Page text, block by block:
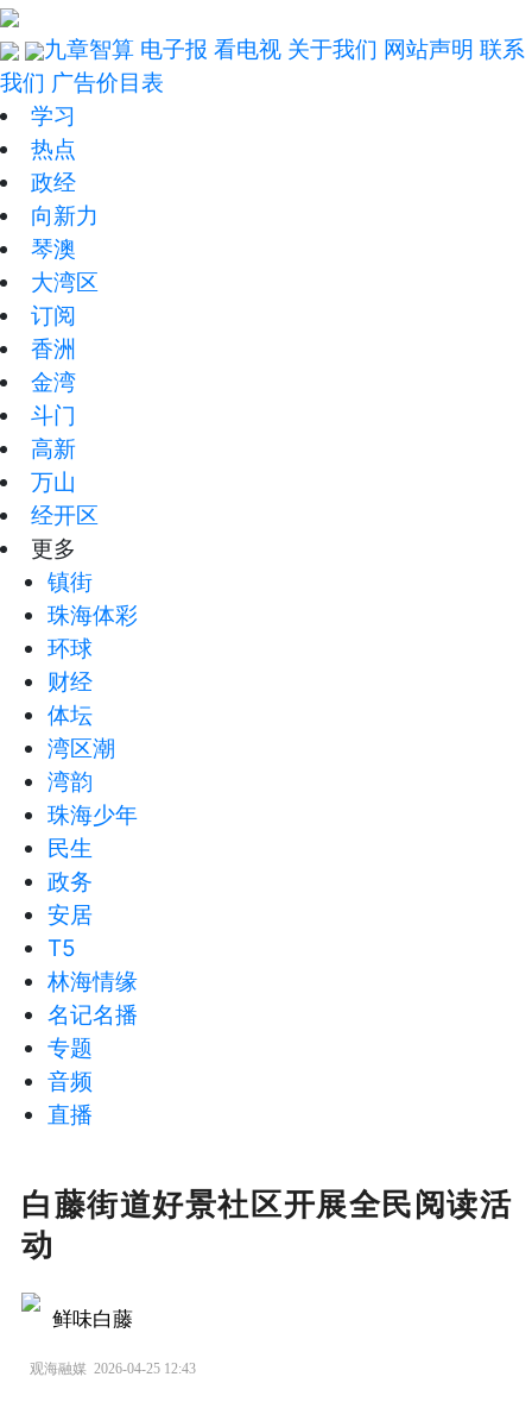
九章智算 电子报 看电视 关于我们 网站声明 联系
我们 广告价目表
学习
热点
政经
向新力
琴澳
大湾区
订阅
香洲
金湾
斗门
高新
万山
经开区
更多
镇街
珠海体彩
环球
财经
体坛
湾区潮
湾韵
珠海少年
民生
政务
安居
T5
林海情缘
名记名播
专题
音频
直播
白藤街道好景社区开展全民阅读活
动
鲜味白藤
观海融媒 2026-04-25 12:43